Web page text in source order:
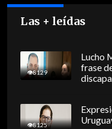
Las + leídas
8129
Lucho
frase
8125